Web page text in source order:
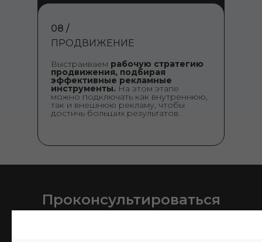
08 /
Выстраиваем рабочую стратегию
продвижения, подбирая
эффективные рекламные
инструменты. На этом этапе
можно подключать как внутреннюю,
так и внешнюю рекламу, чтобы
достичь больших результатов.
ПРОДВИЖЕНИЕ
Проконсультироваться